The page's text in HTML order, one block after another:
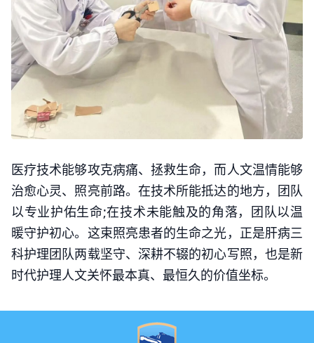
医疗技术能够攻克病痛、拯救生命，而人文温情能够
治愈心灵、照亮前路。在技术所能抵达的地方，团队
以专业护佑生命;在技术未能触及的角落，团队以温
暖守护初心。这束照亮患者的生命之光，正是肝病三
科护理团队两载坚守、深耕不辍的初心写照，也是新
时代护理人文关怀最本真、最恒久的价值坐标。